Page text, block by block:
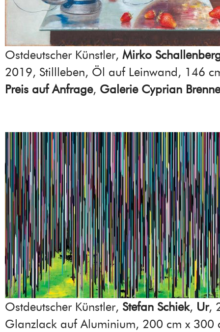
Ostdeutscher Künstler, Mirko
2019, Stillleben, Öl auf Leinwand, 146
Preis auf Anfrage, Galerie Cyprian
Ostdeutscher Künstler, Stefan Schiek, Ur,
Glanzlack auf Aluminium, 200 cm x 300